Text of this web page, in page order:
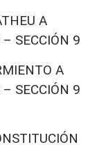
A
SECCIÓN 9
A
SECCIÓN 9